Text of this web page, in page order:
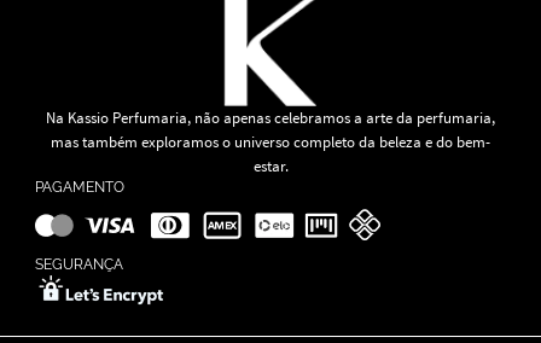
Na Kassio Perfumaria, não apenas celebramos a arte da perfumaria,
mas também exploramos o universo completo da beleza e do bem-
estar.
PAGAMENTO
SEGURANÇA